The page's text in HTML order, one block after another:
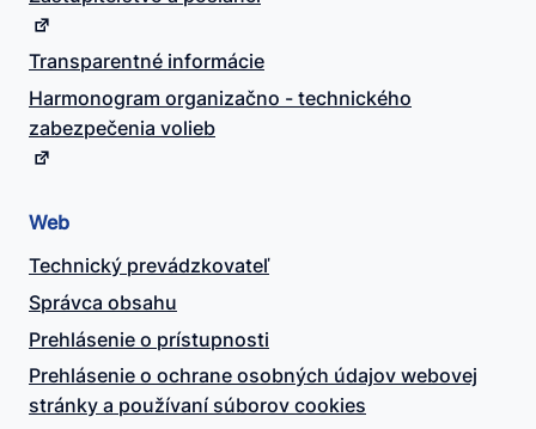
Transparentné informácie
Harmonogram organizačno - technického
zabezpečenia volieb
Web
Technický prevádzkovateľ
Správca obsahu
Prehlásenie o prístupnosti
Prehlásenie o ochrane osobných údajov webovej
stránky a používaní súborov cookies